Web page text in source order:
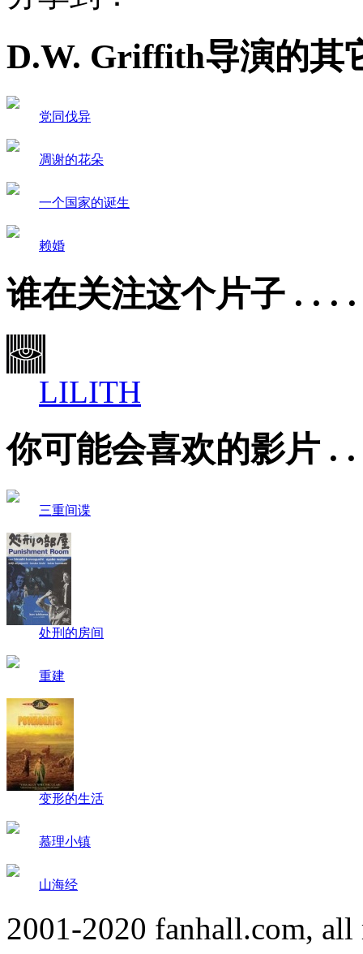
D.W. Griffith导演的其
党同伐异
凋谢的花朵
一个国家的诞生
赖婚
谁在关注这个片子 . . . .
LILITH
你可能会喜欢的影片 . .
三重间谍
处刑的房间
重建
变形的生活
慕理小镇
山海经
2001-2020 fanhall.com,